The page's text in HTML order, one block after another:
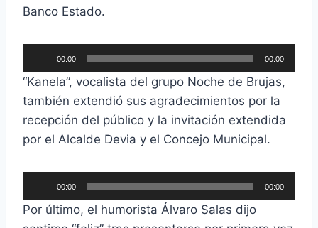
Banco Estado.
e
p
r
o
d
t
o
00:00 00:00
“Kanela”, vocalista del grupo Noche de Brujas,
también extendió sus agradecimientos por la
recepción del público y la invitación extendida
por el Alcalde Devia y el Concejo Municipal.
e
p
00:00 00:00
Por último, el humorista Álvaro Salas dijo